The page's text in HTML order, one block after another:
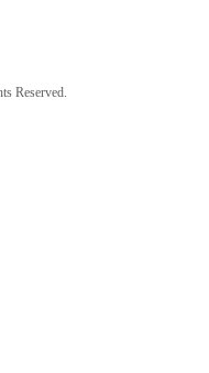
Reserved.